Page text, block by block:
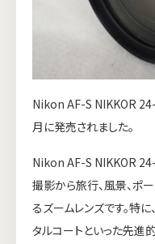
Nikon AF-S NIKKOR
月に発売されました。
Nikon AF-S NIKKOR
撮影から旅行、風景、ポ
るズームレンズです。特
タルコートといった先進